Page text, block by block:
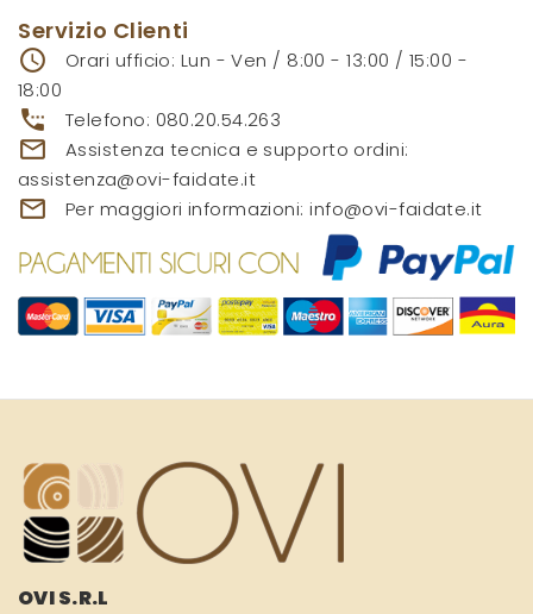
Servizio Clienti
access_time
Orari ufficio: Lun - Ven / 8:00 - 13:00 / 15:00 -
18:00
settings_phone Telefono: 080.20.54.263
mail_outline
Assistenza tecnica e supporto ordini:
assistenza@ovi-faidate.it
mail_outline Per maggiori informazioni:info@ovi-faidate.it
OVI S.R.L